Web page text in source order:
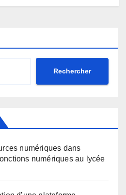
Rechercher
numériques dans
numériques au lycée